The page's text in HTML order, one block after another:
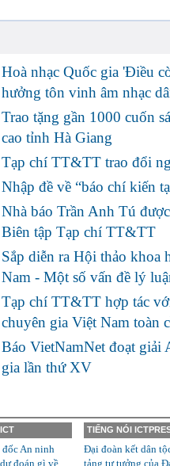
Hoà nhạc Quốc gia 'Điều
hưởng tôn vinh âm nhạc
Trao tặng gần 1000 cuốn
cao tỉnh Hà Giang
Tạp chí TT&TT trao đổi
Nhập đề về “báo chí kiến
Nhà báo Trần Anh Tú
Biên tập Tạp chí TT&TT
Sắp diễn ra Hội thảo
Nam - Một số vấn đề lý
Tạp chí TT&TT hợp tác
chuyên gia Việt Nam toàn
Báo VietNamNet đoạt giải
gia lần thứ XV
đốc An ninh
đoán gì về
TIẾNG NÓI
Đại đoàn kết dân
tảng tư tưởng của